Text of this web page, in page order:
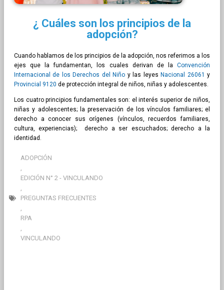
¿ Cuáles son los principios de la
adopción?
Cuando hablamos de los principios de la adopción, nos referimos a los
ejes que la fundamentan, los cuales derivan de la Convención
Internacional de los Derechos del Niño y las leyes Nacional 26061 y
Provincial 9120 de protección integral de niños, niñas y adolescentes.
Los cuatro principios fundamentales son: el interés superior de niños,
niñas y adolescentes; la preservación de los vínculos familiares; el
derecho a conocer sus orígenes (vínculos, recuerdos familiares,
cultura, experiencias); derecho a ser escuchados; derecho a la
identidad.
ADOPCIÓN
EDICIÓN N° 2 - VINCULANDO
PREGUNTAS FRECUENTES
RPA
VINCULANDO